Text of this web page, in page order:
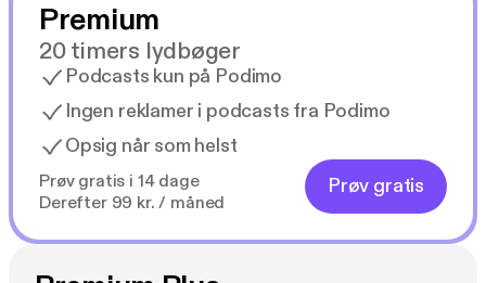
Premium
20 timers lydbøger
Podcasts kun på Podimo
Ingen reklamer i podcasts fra Podimo
Opsig når som helst
Prøv gratis i 14 dage
Derefter 99 kr. / måned
Prøv gratis